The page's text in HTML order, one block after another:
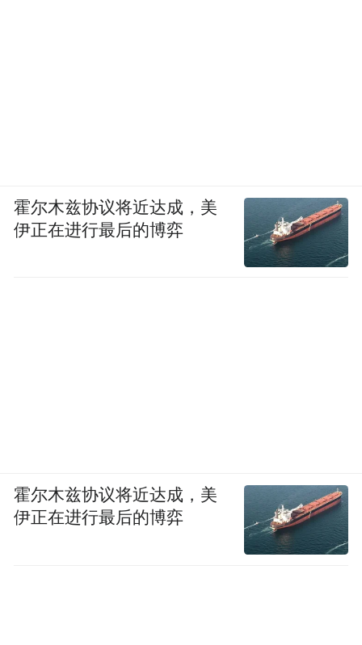
霍尔木兹协议将近达成，美
伊正在进行最后的博弈
霍尔木兹协议将近达成，美
伊正在进行最后的博弈